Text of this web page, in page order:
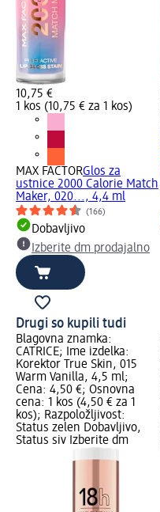
10,75 €
1 kos (10,75 € za 1 kos)
MAX FACTORGlos za
ustnice 2000 Calorie Match
Maker, 020..., 4,4 ml
(166)
Dobavljivo
Izberite dm prodajalno
Drugi so kupili tudi
Blagovna znamka:
CATRICE; Ime izdelka:
Korektor True Skin, 015
Warm Vanilla, 4,5 ml;
Cena: 4,50 €; Osnovna
cena: 1 kos (4,50 € za 1
kos); Razpoložljivost:
Status zelen Dobavljivo,
Status siv Izberite dm